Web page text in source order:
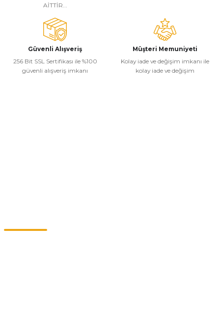
Ürün bilgilerinde hatalar bulunuyor.
Ürün fiyatı diğer sitelerden daha pahalı.
Bu ürüne benzer farklı alternatifler olmalı.
AİTTİR...
Güvenli Alışveriş
256 Bit SSL Sertifikası ile %100
güvenli alışveriş imkanı
Müşteri Memuniyeti
Kolay iade ve değişim imkanı ile
kolay iade ve değişim